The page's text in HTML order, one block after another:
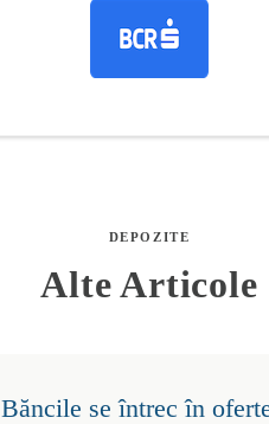
DEPOZITE
Alte Articole
Băncile se întrec în